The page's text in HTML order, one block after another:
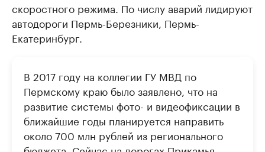
скоростного режима. По числу аварий лидируют
автодороги Пермь-Березники, Пермь-
Екатеринбург.
В 2017 году на коллегии ГУ МВД по
Пермскому краю было заявлено, что на
развитие системы фото- и видеофиксации в
ближайшие годы планируется направить
около 700 млн рублей из регионального